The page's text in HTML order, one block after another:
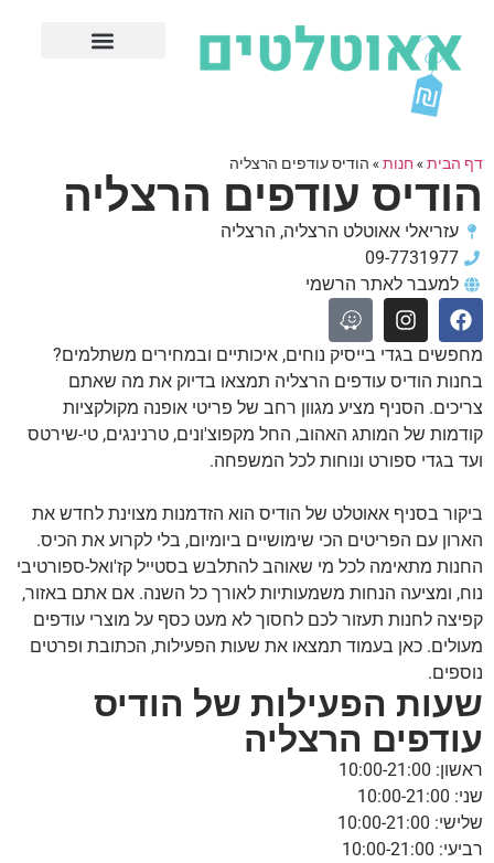
דף הבית» חנות» הודיס עודפים הרצליה
הודיס עודפים הרצליה
עזריאלי אאוטלט הרצליה, הרצליה
09-7731977
למעבר לאתר הרשמי
מחפשים בגדי בייסיק נוחים, איכותיים ובמחירים משתלמים?
בחנות הודיס עודפים הרצליה תמצאו בדיוק את מה שאתם
צריכים. הסניף מציע מגוון רחב של פריטי אופנה מקולקציות
קודמות של המותג האהוב, החל מקפוצ'ונים, טרנינגים, טי-שירטס
ועד בגדי ספורט ונוחות לכל המשפחה.
ביקור בסניף אאוטלט של הודיס הוא הזדמנות מצוינת לחדש את
הארון עם הפריטים הכי שימושיים ביומיום, בלי לקרוע את הכיס.
החנות מתאימה לכל מי שאוהב להתלבש בסטייל קז'ואל-ספורטיבי
נוח, ומציעה הנחות משמעותיות לאורך כל השנה. אם אתם באזור,
קפיצה לחנות תעזור לכם לחסוך לא מעט כסף על מוצרי עודפים
מעולים. כאן בעמוד תמצאו את שעות הפעילות, הכתובת ופרטים
נוספים.
שעות הפעילות של הודיס
עודפים הרצליה
ראשון: 10:00-21:00
שני: 10:00-21:00
שלישי: 10:00-21:00
רביעי: 10:00-21:00